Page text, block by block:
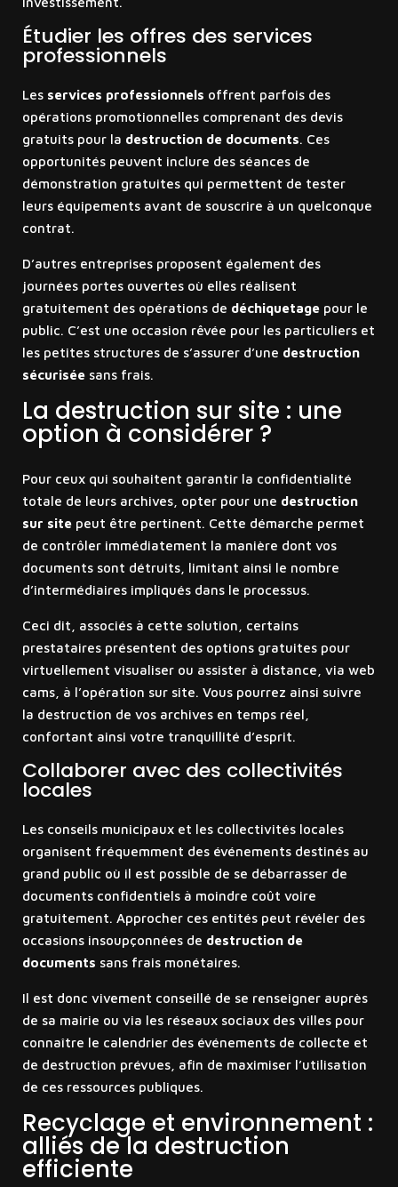
Étudier les offres des services
professionnels
Les services professionnels offrent parfois des
opérations promotionnelles comprenant des devis
gratuits pour la destruction de documents. Ces
opportunités peuvent inclure des séances de
démonstration gratuites qui permettent de tester
leurs équipements avant de souscrire à un quelconque
contrat.
D’autres entreprises proposent également des
journées portes ouvertes où elles réalisent
gratuitement des opérations de déchiquetagepour le
public. C’est une occasion rêvée pour les particuliers et
les petites structures de s’assurer d’une destruction
sécuriséesans frais.
La destruction sur site : une
option à considérer ?
Pour ceux qui souhaitent garantir la confidentialité
totale de leurs archives, opter pour une destruction
sur sitepeut être pertinent. Cette démarche permet
de contrôler immédiatement la manière dont vos
documents sont détruits, limitant ainsi le nombre
d’intermédiaires impliqués dans le processus.
Ceci dit, associés à cette solution, certains
prestataires présentent des options gratuites pour
virtuellement visualiser ou assister à distance, via web
cams, à l’opération sur site. Vous pourrez ainsi suivre
la destruction de vos archives en temps réel,
confortant ainsi votre tranquillité d’esprit.
Collaborer avec des collectivités
locales
Les conseils municipaux et les collectivités locales
organisent fréquemment des événements destinés au
grand public où il est possible de se débarrasser de
documents confidentiels à moindre coût voire
gratuitement. Approcher ces entités peut révéler des
occasions insoupçonnées de destruction de
documents sans frais monétaires.
Il est donc vivement conseillé de se renseigner auprès
de sa mairie ou via les réseaux sociaux des villes pour
connaître le calendrier des événements de collecte et
de destruction prévues, afin de maximiser l’utilisation
de ces ressources publiques.
Recyclage et environnement :
alliés de la destruction
efficiente